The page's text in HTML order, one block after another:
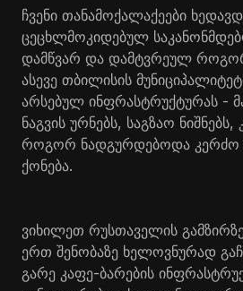
ჩვენი თანამოქალაქეები
ცეცხლმოკიდებულ
დამწვარ და დამტვრეულ
ასევე თბილისის
არსებულ ინფრასტრუქტურას -
ნაგვის ურნებს, საგზაო
როგორ ნადგურდებოდა კერძო
ქონება.
ვიხილეთ რუსთაველის
ერთ შენობაზე ხელოვნურად
გარე კაფე-ბარების